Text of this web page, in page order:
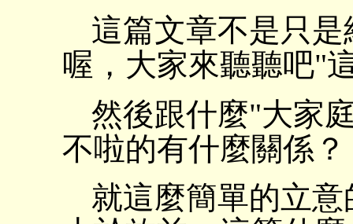
這篇文章不是只
喔，大家來聽聽吧"
然後跟什麼"大家
不啦的有什麼關係？
就這麼簡單的立